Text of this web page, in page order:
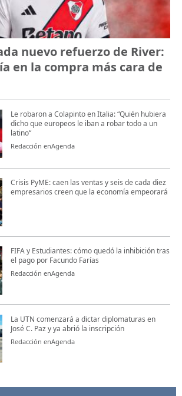
nuevo refuerzo de River:
en la compra más cara de
Le robaron a Colapinto en Italia: “Quién hubiera
dicho que europeos le iban a robar todo a un
latino“
Redacción enAgenda
Crisis PyME: caen las ventas y seis de cada diez
empresarios creen que la economía empeorará
FIFA y Estudiantes: cómo quedó la inhibición tras
el pago por Facundo Farías
Redacción enAgenda
La UTN comenzará a dictar diplomaturas en
José C. Paz y ya abrió la inscripción
Redacción enAgenda